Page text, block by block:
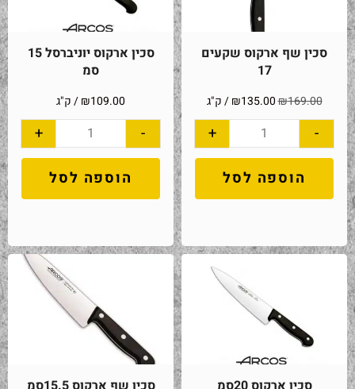
סכין שף ארקוס שקעים
17
₪169.00
₪135.00 / ק"ג
-
+
הוספה לסל
סכין ארקוס יוניברסל 15
סמ
₪109.00 / ק"ג
-
+
הוספה לסל